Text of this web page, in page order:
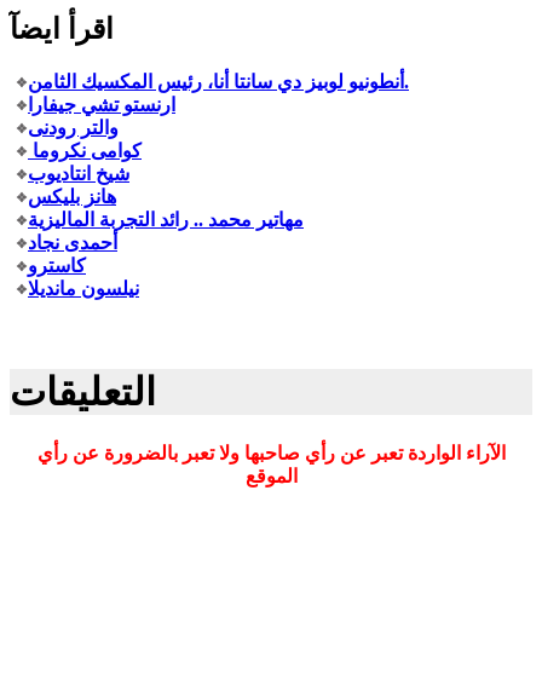
اقرأ ايضآ
أنطونيو لوبيز دي سانتا أنا، رئيس المكسيك الثامن.
ارنستو تشي جيفارا
والتر رودنى
كوامى نكروما
شيخ انتاديوب
هانز بليكس
مهاتير محمد .. رائد التجربة الماليزية
أحمدى نجاد
كاسترو
نيلسون مانديلا
التعليقات
الآراء الواردة تعبر عن رأي صاحبها ولا تعبر بالضرورة عن رأي
الموقع